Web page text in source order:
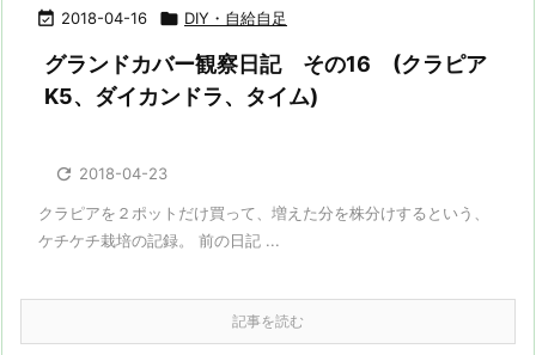
 2018-04-16  DIY・自給自足
グランドカバー観察日記 その16 (クラピア
K5、ダイカンドラ、タイム)
 2018-04-23
クラピアを２ポットだけ買って、増えた分を株分けするという、
ケチケチ栽培の記録。 前の日記 ...
記事を読む